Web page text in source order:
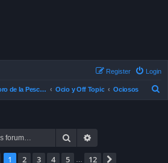
Login
Register
El Foro de la Pesca con Mosca en Chile Ocio y Off Topic Ociosos
Search
Page 1of 12
1 2 3 4 5 12